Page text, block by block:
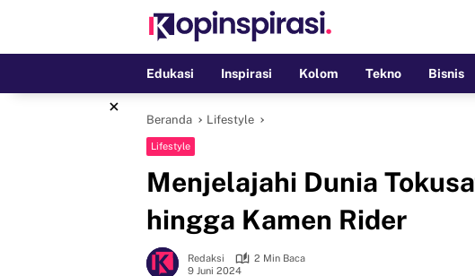
Edukasi Inspirasi Kolom Tekno Bisnis
×
Beranda Lifestyle
Lifestyle
Menjelajahi Dunia
hingga Kamen Rider
Redaksi
2 Min Baca
9 Juni 2024